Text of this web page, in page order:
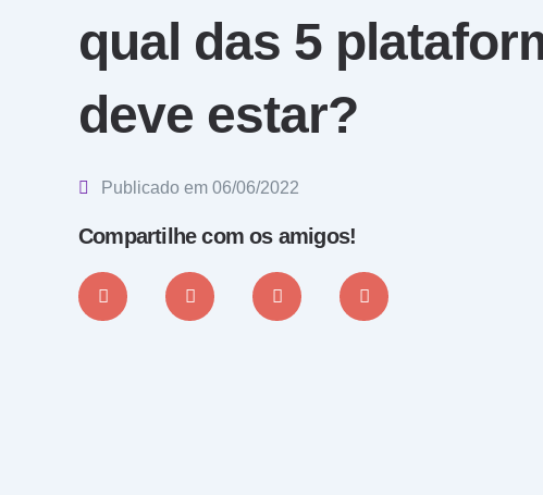
qual das 5
deve estar?
Publicado em 06/06/2022
Compartilhe com os amigos!